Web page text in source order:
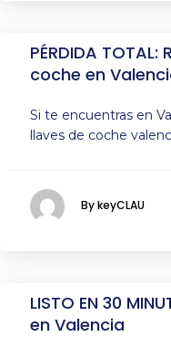
PÉRDIDA
coche en
Si te encuentras en
llaves de coche
By keyCLAU
LISTO EN 30
en Valencia